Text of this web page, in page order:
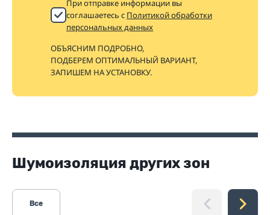
При отправке информации вы
соглашаетесь с Политикой обработки
персональных данных
ОБЪЯСНИМ ПОДРОБНО,
ПОДБЕРЕМ ОПТИМАЛЬНЫЙ ВАРИАНТ,
ЗАПИШЕМ НА УСТАНОВКУ.
Шумоизоляция других зон
Все